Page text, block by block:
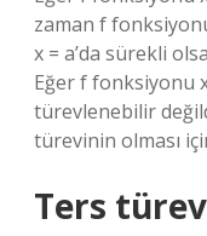
zaman f
x = a’da sürekli
Eğer f fonksiyonu
türevlenebilir
türevinin olması
Ters